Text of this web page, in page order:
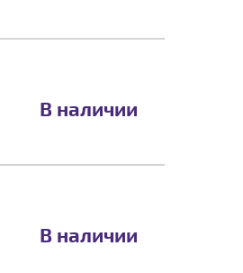
В наличии
В наличии